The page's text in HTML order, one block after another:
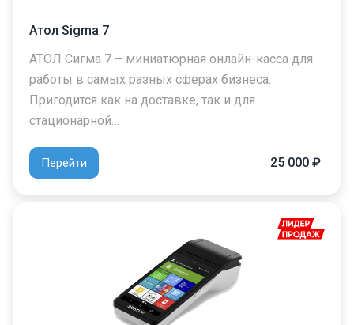
Атол Sigma 7
АТОЛ Сигма 7 – миниатюрная онлайн-касса для
работы в самых разных сферах бизнеса.
Пригодится как на доставке, так и для
стационарной…
Перейти 25 000 ₽